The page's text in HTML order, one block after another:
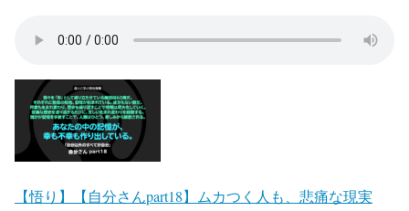
【悟り】【自分さんpart18】ムカつく人も、悲痛な現実